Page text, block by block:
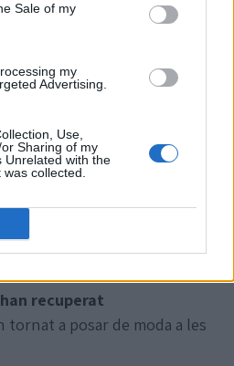
Sale of my
my
Advertising.
Use,
Sharing of my
Unrelated with the
collected.
està tornant, i aquestes
alts, moltes
així que són més còmodes per
les porten
Gerber
recuperat
tornat a posar de moda a les